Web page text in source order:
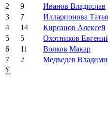
2
9 Иванов Владислав
3
7 Илларионова
4
14 Кирсанов Алексей
5
5 Охотников
6
11 Волков Макар
7
2 Медведев
∑